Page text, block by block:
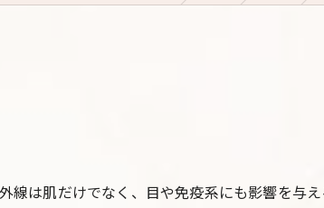
は肌だけでなく、目や免疫系にも影響を与